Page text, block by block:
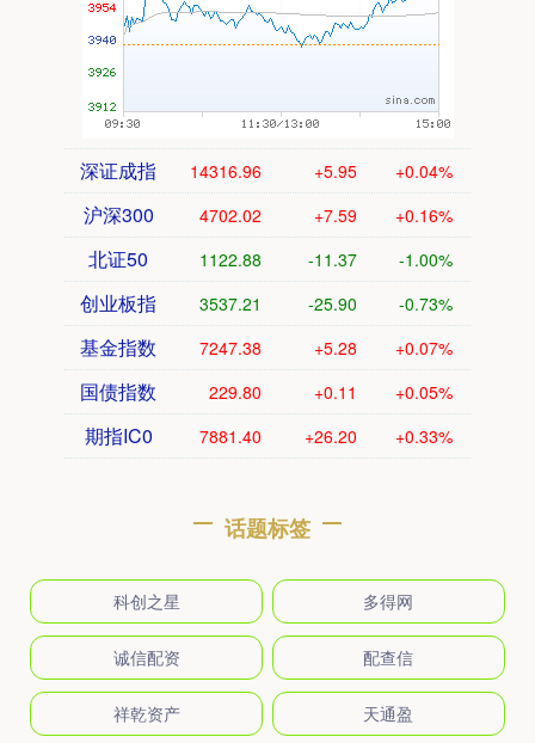
深证成指 14316.96 +5.95 +0.04%
沪深300 4702.02 +7.59 +0.16%
北证50 1122.88 -11.37 -1.00%
创业板指 3537.21 -25.90 -0.73%
基金指数 7247.38 +5.28 +0.07%
国债指数 229.80 +0.11 +0.05%
期指IC0 7881.40 +26.20 +0.33%
话题标签
科创之星 多得网
诚信配资 配查信
祥乾资产 天通盈